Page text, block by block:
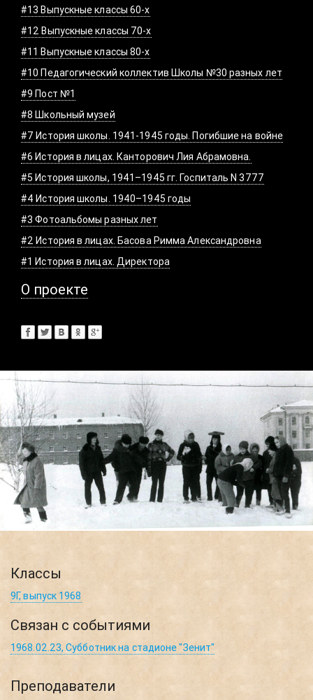
#13 Выпускные классы 60-х
#12 Выпускные классы 70-х
#11 Выпускные классы 80-х
#10 Педагогический коллектив Школы №30 разных лет
#9 Пост №1
#8 Школьный музей
#7 История школы. 1941-1945 годы. Погибшие на войне
#6 История в лицах. Канторович Лия Абрамовна.
#5 История школы, 1941–1945 гг. Госпиталь N 3777
#4 История школы. 1940–1945 годы
#3 Фотоальбомы разных лет
#2 История в лицах. Басова Римма Александровна
#1 История в лицах. Директора
О проекте
Классы
9Г, выпуск 1968
Связан с событиями
1968.02.23, Субботник на стадионе "Зенит"
Преподаватели